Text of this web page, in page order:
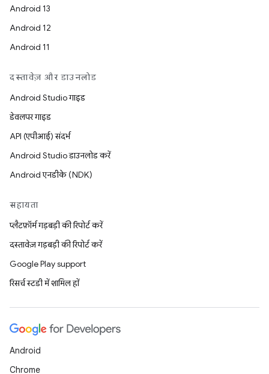
Android 13
Android 12
Android 11
दस्तावेज़ और डाउनलोड
Android Studio गाइड
डेवलपर गाइड
API (एपीआई) संदर्भ
Android Studio डाउनलोड करें
Android एनडीके (NDK)
सहायता
प्लैटफ़ॉर्म गड़बड़ी की रिपोर्ट करें
दस्तावेज़ गड़बड़ी की रिपोर्ट करें
Google Play support
रिसर्च स्टडी में शामिल हों
Android
Chrome